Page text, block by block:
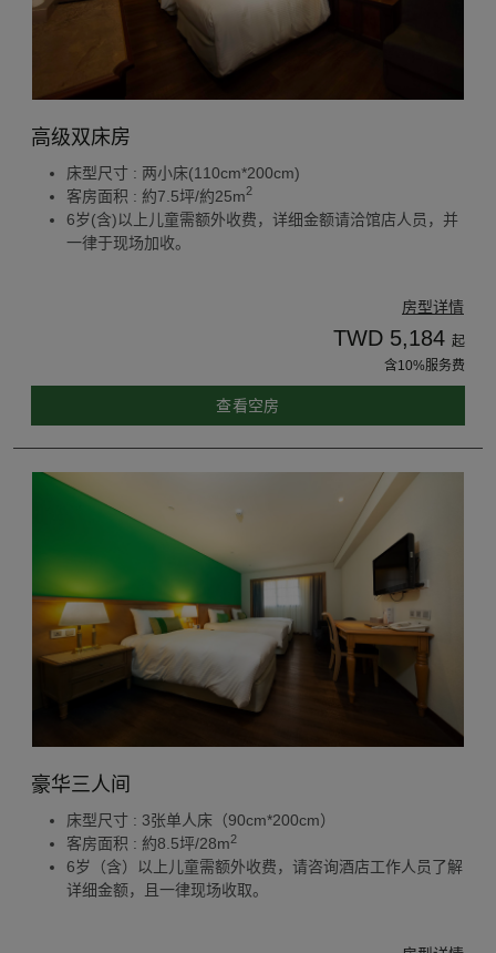
高级双床房
床型尺寸 : 两小床(110cm*200cm)
客房面积 : 約7.5坪/約25m2
6岁(含)以上儿童需额外收费，详细金额请洽馆店人员，并
一律于现场加收。
房型详情
TWD 5,184 起
含10%服务费
查看空房
豪华三人间
床型尺寸 : 3张单人床（90cm*200cm）
客房面积 : 約8.5坪/28m2
6岁（含）以上儿童需额外收费，请咨询酒店工作人员了解
详细金额，且一律现场收取。